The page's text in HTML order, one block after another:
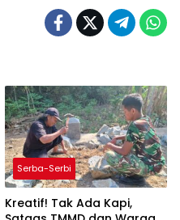
Serba-Serbi
Kreatif! Tak Ada Kapi,